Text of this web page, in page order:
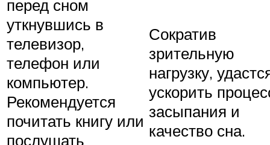
перед сном
уткнувшись в
телевизор,
телефон или
компьютер.
Рекомендуется
почитать книгу или
послушать
Сократив
зрительную
нагрузку,
ускорить
засыпания и
качество сна.